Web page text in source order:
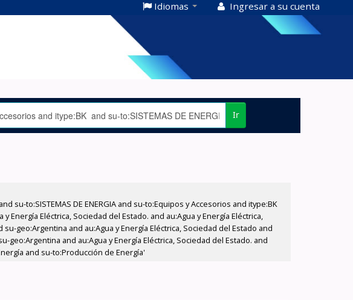
Idiomas Ingresar a su cuenta
Ir
to:SISTEMAS DE ENERGIA and su-to:Equipos y Accesorios and itype:BK
Eléctrica, Sociedad del Estado. and au:Agua y Energía Eléctrica,
geo:Argentina and au:Agua y Energía Eléctrica, Sociedad del Estado and
geo:Argentina and au:Agua y Energía Eléctrica, Sociedad del Estado. and
and su-to:Producción de Energía'